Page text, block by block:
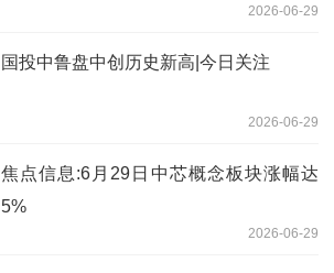
2026-06-29
国投中鲁盘中创历史新高|今日关注
2026-06-29
焦点信息:6月29日中芯概念板块涨幅达
5%
2026-06-29